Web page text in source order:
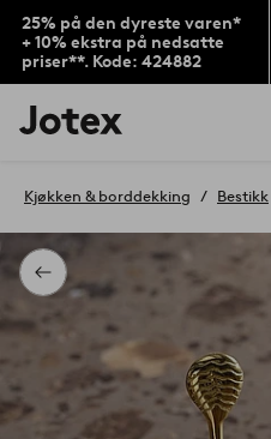
25% på den dyreste varen*
+ 10% ekstra på nedsatte
priser**. Kode: 424882
Jotex’
logo
til
Tilbake
Kjøkken & borddekking Bestikk